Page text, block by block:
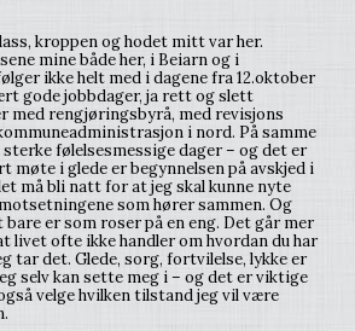
kroppen og hodet mitt var her.
mine både her, i Beiarn og i
ikke helt med i dagene fra 12.oktober
gode jobbdager, ja rett og slett
med rengjøringsbyrå, med revisjons
i nord. På samme
følelsesmessige dager – og det er
møte i glede er begynnelsen på avskjed i
må bli natt for at jeg skal kunne nyte
som hører sammen. Og
er som roser på en eng. Det går mer
livet ofte ikke handler om hvordan du har
tar det. Glede, sorg, fortvilelse, lykke er
selv kan sette meg i – og det er viktige
velge hvilken tilstand jeg vil være